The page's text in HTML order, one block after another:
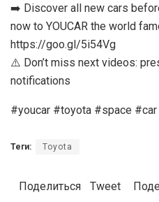
➡️ Discover all new cars
now to YOUCAR the world
https://goo.gl/5i54Vg
⚠️ Don’t miss next videos:
notifications
#youcar #toyota #space #car
Теги: Toyota
Поделиться Tweet